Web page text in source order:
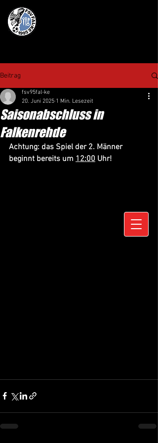
Beitrag
Saisonabschluss in
Falkenrehde
fsv95fal-ke
20. Juni 2025 1 Min. Lesezeit
Achtung: das Spiel der 2. Männer
beginnt bereits um 12:00 Uhr!